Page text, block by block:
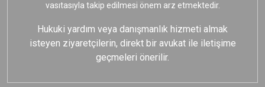
vasıtasıyla takip edilmesi önem arz etmektedir.
Hukuki yardım veya danışmanlık hizmeti almak
isteyen ziyaretçilerin, direkt bir avukat ile iletişime
geçmeleri önerilir.